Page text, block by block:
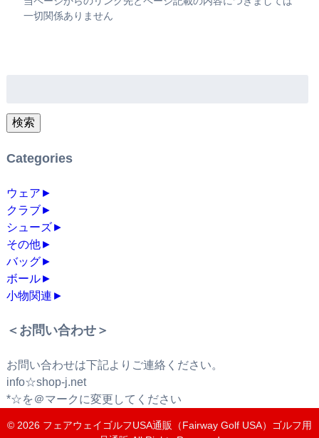
一切関係ありません
検索
Categories
ウェア ►
クラブ►
シューズ►
その他►
バッグ►
ボール►
小物関連 ►
＜お問い合わせ＞
お問い合わせは下記よりご連絡ください。
info☆shop-j.net
*☆を＠マークに変更してください
© 2026 フェアウェイゴルフUSA通販（Fairway Golf USA）ゴルフ用